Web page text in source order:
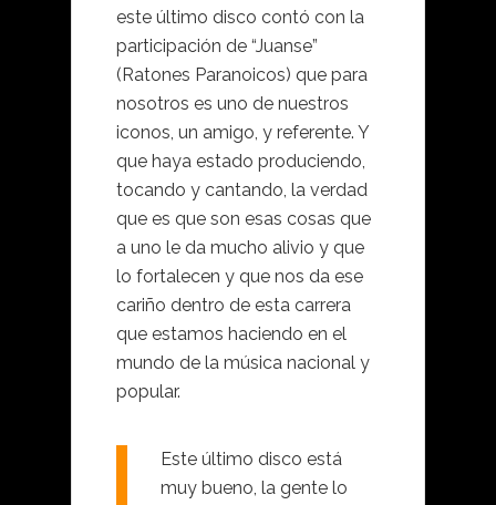
este último disco contó con la
participación de “Juanse”
(Ratones Paranoicos) que para
nosotros es uno de nuestros
iconos, un amigo, y referente. Y
que haya estado produciendo,
tocando y cantando, la verdad
que es que son esas cosas que
a uno le da mucho alivio y que
lo fortalecen y que nos da ese
cariño dentro de esta carrera
que estamos haciendo en el
mundo de la música nacional y
popular.
Este último disco está
muy bueno, la gente lo